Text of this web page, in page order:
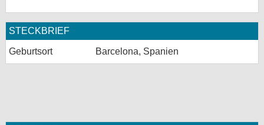
STECKBRIEF
Geburtsort Barcelona, Spanien